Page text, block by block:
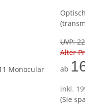
UVP:
Alter
ab
inkl.
(Sie